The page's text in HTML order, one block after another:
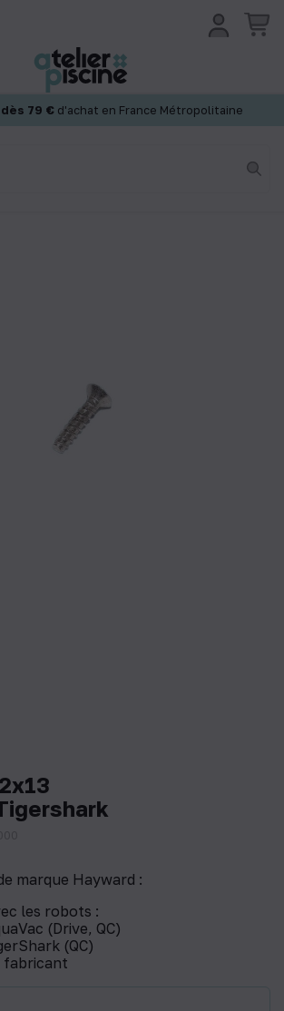
79 € d'achat en France Métropolitaine
marque Hayward :
les robots :
(Drive, QC)
(QC)
fabricant